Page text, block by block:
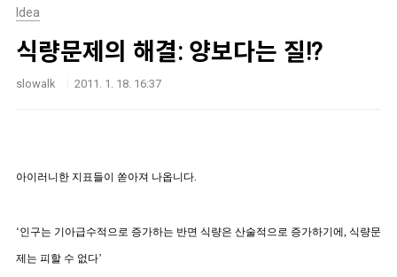
Idea
식량문제의 해결: 양보다는 질!?
slowalk 2011. 1. 18. 16:37
아이러니한 지표들이 쏟아져 나옵니다.
‘인구는 기아급수적으로 증가하는 반면 식량은 산술적으로 증가하기에, 식량문
제는 피할 수 없다’